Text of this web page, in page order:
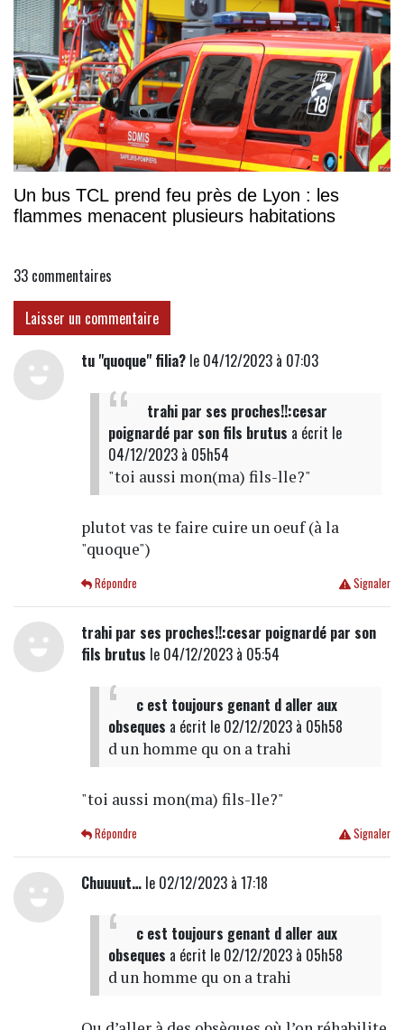
Un bus TCL prend feu près de Lyon : les
flammes menacent plusieurs habitations
33 commentaires
Laisser un commentaire
tu "quoque" filia?le 04/12/2023 à 07:03
trahi par ses proches!!:cesar
poignardé par son fils brutus a écrit le
04/12/2023 à 05h54
"toi aussi mon(ma) fils-lle?"
plutot vas te faire cuire un oeuf (à la
"quoque")
Signaler
Répondre
trahi par ses proches!!:cesar poignardé par son
fils brutus le 04/12/2023 à 05:54
c est toujours genant d aller aux
obseques a écrit le 02/12/2023 à 05h58
d un homme qu on a trahi
"toi aussi mon(ma) fils-lle?"
Signaler
Répondre
Chuuuut…le 02/12/2023 à 17:18
c est toujours genant d aller aux
obseques a écrit le 02/12/2023 à 05h58
d un homme qu on a trahi